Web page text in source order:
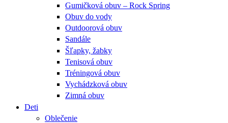
Gumičková obuv – Rock Spring
Obuv do vody
Outdoorová obuv
Sandále
Šľapky, žabky
Tenisová obuv
Tréningová obuv
Vychádzková obuv
Zimná obuv
Deti
Oblečenie